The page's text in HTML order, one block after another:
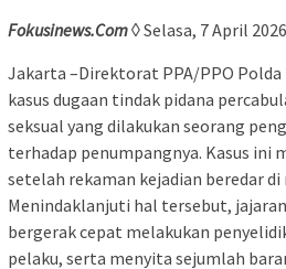
Fokusinews.Com◊ Selasa, 7 April
Jakarta –Direktorat PPA/PPO
kasus dugaan tindak pidana
seksual yang dilakukan seorang
terhadap penumpangnya. Kasus ini
setelah rekaman kejadian beredar di
Menindaklanjuti hal tersebut,
bergerak cepat melakukan
pelaku, serta menyita sejumlah